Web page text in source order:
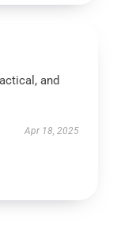
and
Apr 18, 2025